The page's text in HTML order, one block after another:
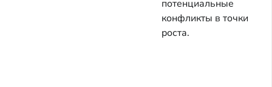
потенциальные
конфликты в точки
роста.